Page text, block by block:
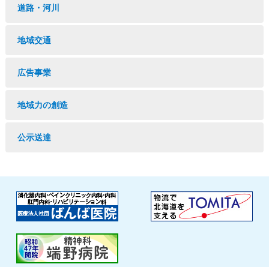
道路・河川
地域交通
広告事業
地域力の創造
公示送達